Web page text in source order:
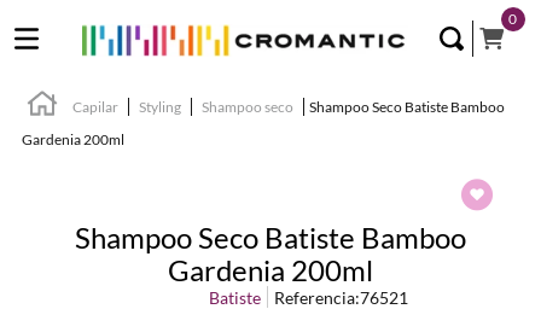
0
Capilar Styling Shampoo seco
Shampoo Seco Batiste Bamboo
Gardenia 200ml
Shampoo Seco Batiste Bamboo
Gardenia 200ml
Batiste Referencia:76521